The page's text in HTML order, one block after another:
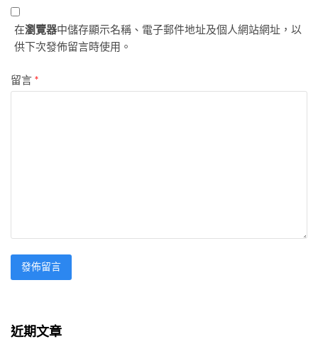
在瀏覽器中儲存顯示名稱、電子郵件地址及個人網站網址，以
供下次發佈留言時使用。
留言 *
近期文章